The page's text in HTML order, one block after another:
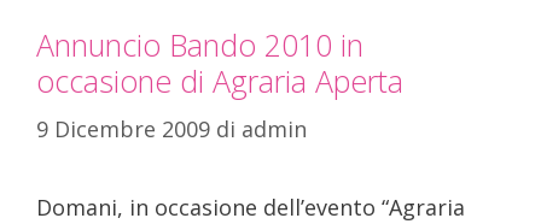
Annuncio Bando 2010 in
occasione di Agraria Aperta
9 Dicembre 2009 di admin
Domani, in occasione dell’evento “Agraria